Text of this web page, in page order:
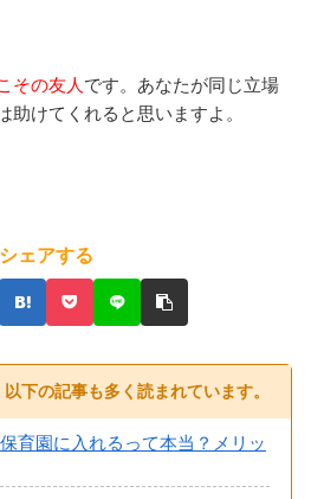
その友人 です。あなたが同じ立場
助けてくれると思いますよ。
シェアする
下の記事も多く読まれています。
育園に入れるって本当？メリッ